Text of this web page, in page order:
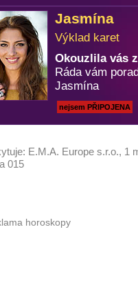
Jasmína
Výklad karet
Okouzlila vás
Ráda vám
Jasmína
nejsem PŘIPOJENA
E.M.A. Europe s.r.o., 1
015
horoskopy